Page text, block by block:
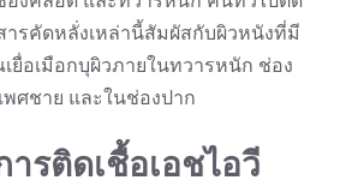
ารคัดหลั่งเหล่านี้สัมผัสกับผิวหนังที่มี
ยื่อเมือกบุผิวภายในทวารหนัก ช่อง
ศชาย และในช่องปาก
รติดเชื้อเอชไอวี